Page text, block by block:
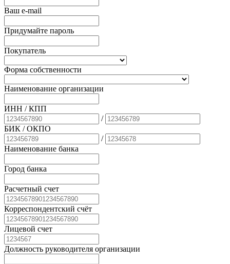
Ваш e-mail
Придумайте пароль
Покупатель
Форма собственности
Наименование организации
ИНН / КПП
/
БИК / ОКПО
/
Наименование банка
Город банка
Расчетный счет
Корреспондентский счёт
Лицевой счет
Должность руководителя организации